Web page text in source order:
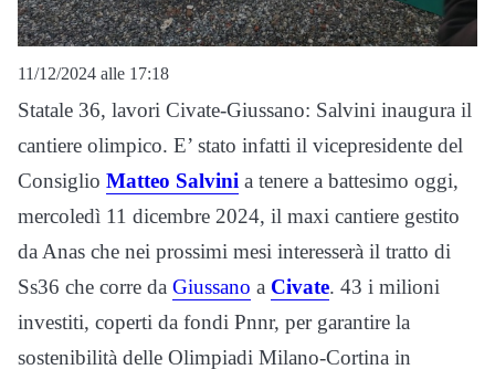
11/12/2024 alle 17:18
Statale 36, lavori Civate-Giussano: Salvini inaugura il
cantiere olimpico. E’ stato infatti il vicepresidente del
Consiglio Matteo Salvini a tenere a battesimo oggi,
mercoledì 11 dicembre 2024, il maxi cantiere gestito
da Anas che nei prossimi mesi interesserà il tratto di
Ss36 che corre da Giussano a Civate. 43 i milioni
investiti, coperti da fondi Pnnr, per garantire la
sostenibilità delle Olimpiadi Milano-Cortina in